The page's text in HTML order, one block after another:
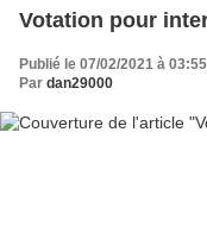
Votation pour
Publié le 07/02/2021 à 03:55
Par dan29000